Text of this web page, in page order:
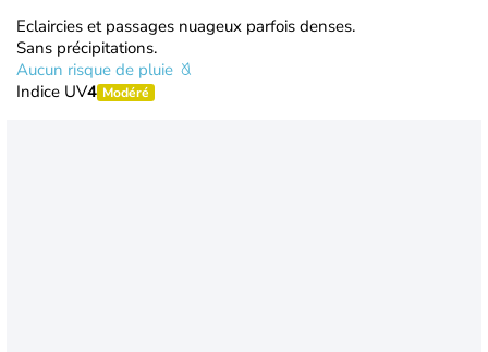
Eclaircies et passages nuageux parfois denses.
Sans précipitations.
Aucun risque de pluie
Indice UV4 Modéré